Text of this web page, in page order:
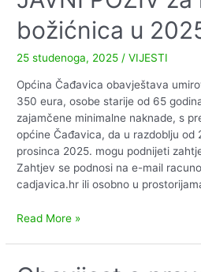
božićnica u
25 studenoga, 2025/VIJESTI
Općina Čađavica obavještava
350 eura, osobe starije od 65
zajamčene minimalne naknade, s
općine Čađavica, da u razdoblju od
prosinca 2025. mogu podnijeti
Zahtjev se podnosi na e-mail
cadjavica.hr ili osobno u
JAVNI
isplatu
Read More »